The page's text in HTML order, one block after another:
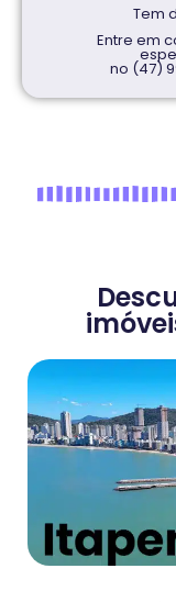
Tem
Entre em
no (47)